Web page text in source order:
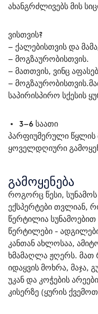
ახანგრძლივებს მის
ვისთვის?
– ქალებისთვის და
– მოგზაურობისთვის.
– მათთვის, ვინც
–
საპირისპირო სქესის
• 3–6 საათი
პარფიუმერული
ყოველდღიური
გამოყენება
როგორც წესი, სუნამოს
ექსპერტები თვლიან,
წერტილია
წერტილები ​​-
კანთან ახლოსაა,
ხმამაღლა ჟღერს. მათ
იდაყვის მოხრა, მაჯა,
უკან და კოჭების
კისერზე (ყურის